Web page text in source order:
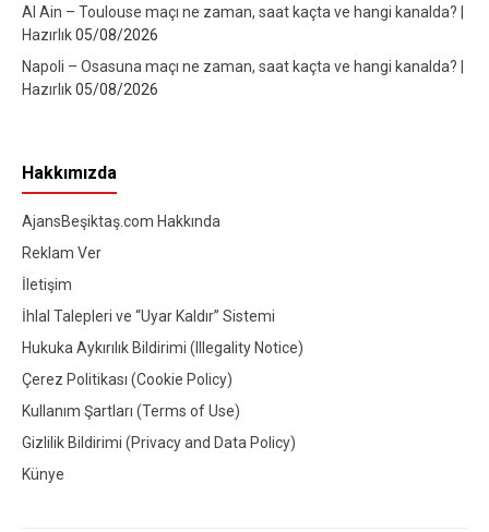
Al Ain – Toulouse maçı ne zaman, saat kaçta ve hangi kanalda? |
Hazırlık05/08/2026
Napoli – Osasuna maçı ne zaman, saat kaçta ve hangi kanalda? |
Hazırlık05/08/2026
Hakkımızda
AjansBeşiktaş.com Hakkında
Reklam Ver
İletişim
İhlal Talepleri ve “Uyar Kaldır” Sistemi
Hukuka Aykırılık Bildirimi (Illegality Notice)
Çerez Politikası (Cookie Policy)
Kullanım Şartları (Terms of Use)
Gizlilik Bildirimi (Privacy and Data Policy)
Künye